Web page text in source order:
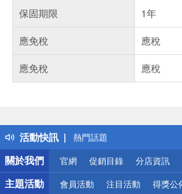
保固期限
1年
應免稅
應稅
應免稅
應稅
活動快訊
得獎公告
熱門話題
銀行優惠
偏遠地區配送
詐騙網頁！請小心！
關於我們
官網 促銷目錄 分店資訊
主題活動 會員活動 注目活動 得獎公